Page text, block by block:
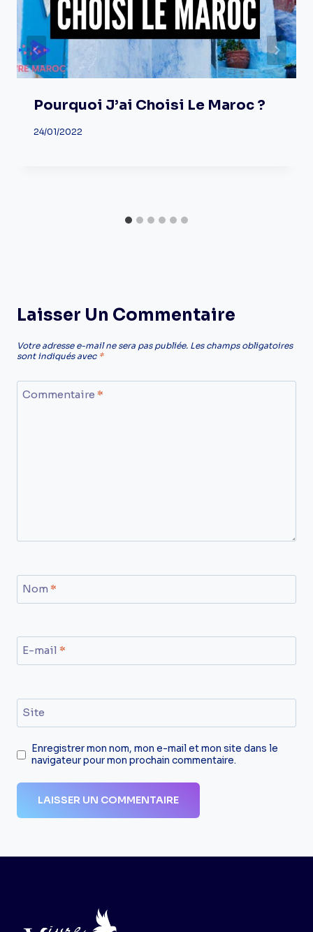
Pourquoi J’ai Choisi Le Maroc ?
24/01/2022
Laisser Un Commentaire
Votre adresse e-mail ne sera pas publiée. Les champs obligatoires
sont indiqués avec *
Commentaire *
Nom *
E-mail *
Site
Enregistrer mon nom, mon e-mail et mon site dans le
navigateur pour mon prochain commentaire.